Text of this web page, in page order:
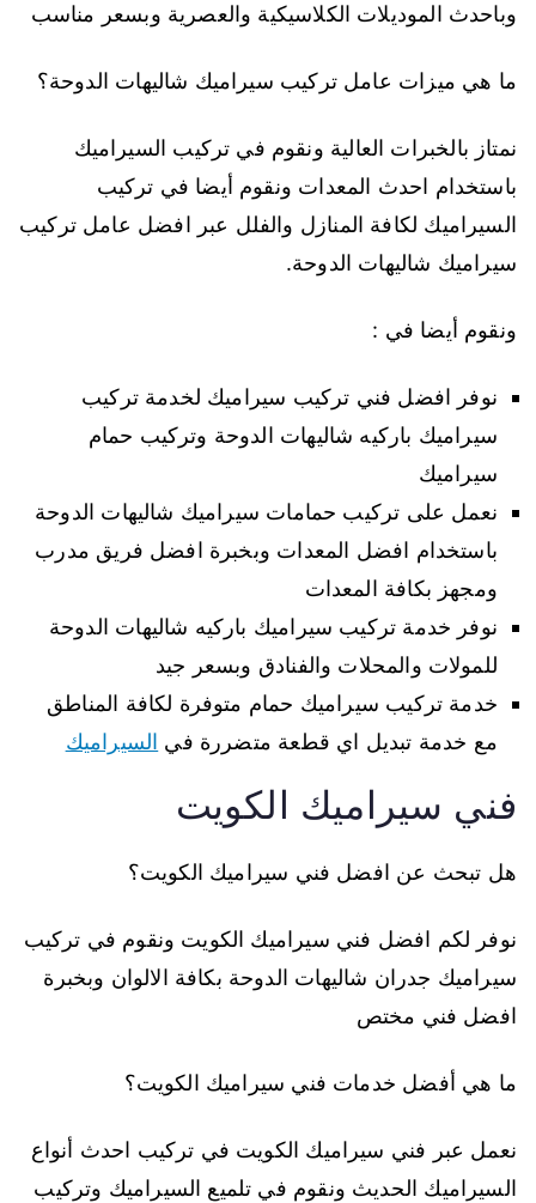
وباحدث الموديلات الكلاسيكية والعصرية وبسعر مناسب
ما هي ميزات عامل تركيب سيراميك شاليهات الدوحة؟
نمتاز بالخبرات العالية ونقوم في تركيب السيراميك
باستخدام احدث المعدات ونقوم أيضا في تركيب
السيراميك لكافة المنازل والفلل عبر افضل عامل تركيب
سيراميك شاليهات الدوحة.
ونقوم أيضا في :
نوفر افضل فني تركيب سيراميك لخدمة تركيب
سيراميك باركيه شاليهات الدوحة وتركيب حمام
سيراميك
نعمل على تركيب حمامات سيراميك شاليهات الدوحة
باستخدام افضل المعدات وبخبرة افضل فريق مدرب
ومجهز بكافة المعدات
نوفر خدمة تركيب سيراميك باركيه شاليهات الدوحة
للمولات والمحلات والفنادق وبسعر جيد
خدمة تركيب سيراميك حمام متوفرة لكافة المناطق
مع خدمة تبديل اي قطعة متضررة في السيراميك
فني سيراميك الكويت
هل تبحث عن افضل فني سيراميك الكويت؟
نوفر لكم افضل فني سيراميك الكويت ونقوم في تركيب
سيراميك جدران شاليهات الدوحة بكافة الالوان وبخبرة
افضل فني مختص
ما هي أفضل خدمات فني سيراميك الكويت؟
نعمل عبر فني سيراميك الكويت في تركيب احدث أنواع
السيراميك الحديث ونقوم في تلميع السيراميك وتركيب